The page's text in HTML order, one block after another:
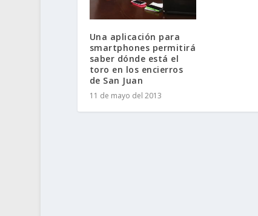
Una aplicación para
smartphones permitirá
saber dónde está el
toro en los encierros
de San Juan
11 de mayo del 2013